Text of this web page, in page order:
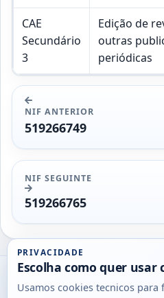
CAE
Secundário
3
Edição de
outras
periódicas
NIF ANTERIOR
519266749
NIF SEGUINTE
519266765
Utils
DB
PRIVACIDADE
Escolha como quer usar
Usamos cookies tecnicos